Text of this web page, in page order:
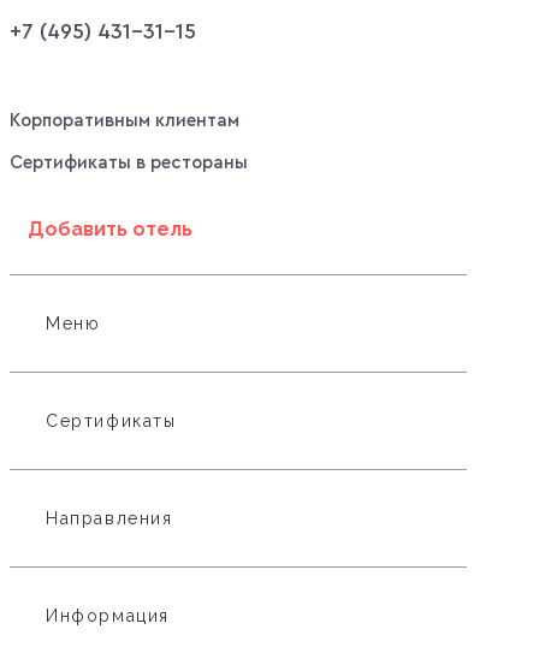
+7 (495) 431-31-15
Корпоративным клиентам
Сертификаты в рестораны
Добавить отель
Меню
Сертификаты
Направления
Информация